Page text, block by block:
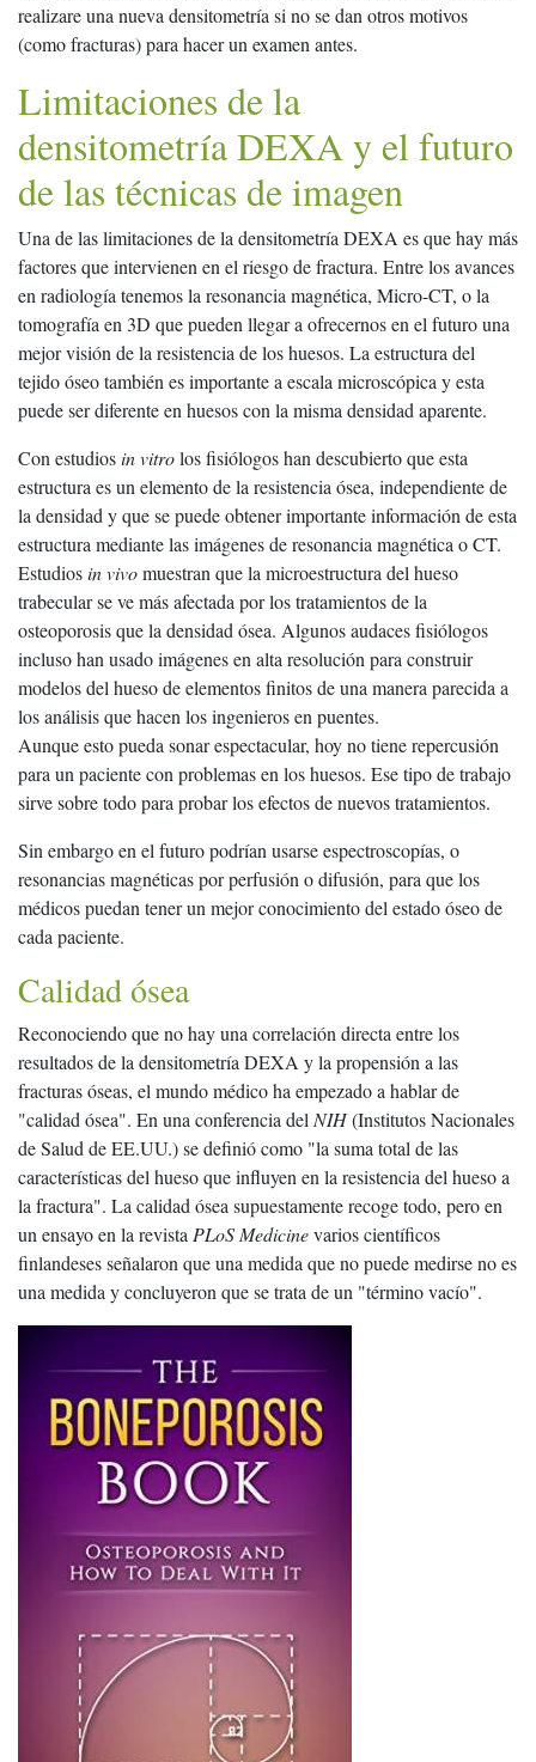
realizare una nueva densitometría si no se dan otros motivos
(como fracturas) para hacer un examen antes.
Limitaciones de la
densitometría DEXA y el futuro
de las técnicas de imagen
Una de las limitaciones de la densitometría DEXA es que hay más
factores que intervienen en el riesgo de fractura. Entre los avances
en radiología tenemos la resonancia magnética, Micro-CT, o la
tomografía en 3D que pueden llegar a ofrecernos en el futuro una
mejor visión de la resistencia de los huesos. La estructura del
tejido óseo también es importante a escala microscópica y esta
puede ser diferente en huesos con la misma densidad aparente.
Con estudiosin vitrolos fisiólogos han descubierto que esta
estructura es un elemento de la resistencia ósea, independiente de
la densidad y que se puede obtener importante información de esta
estructura mediante las imágenes de resonancia magnética o CT.
Estudiosin vivomuestran que la microestructura del hueso
trabecular se ve más afectada por los tratamientos de la
osteoporosis que la densidad ósea. Algunos audaces fisiólogos
incluso han usado imágenes en alta resolución para construir
modelos del hueso de elementos finitos de una manera parecida a
los análisis que hacen los ingenieros en puentes.
Aunque esto pueda sonar espectacular, hoy no tiene repercusión
para un paciente con problemas en los huesos. Ese tipo de trabajo
sirve sobre todo para probar los efectos de nuevos tratamientos.
Sin embargo en el futuro podrían usarse espectroscopías, o
resonancias magnéticas por perfusión o difusión, para que los
médicos puedan tener un mejor conocimiento del estado óseo de
cada paciente.
Calidad ósea
Reconociendo que no hay una correlación directa entre los
resultados de la densitometría DEXA y la propensión a las
fracturas óseas, el mundo médico ha empezado a hablar de
"calidad ósea". En una conferencia del NIH(Institutos Nacionales
de Salud de EE.UU.) se definió como "la suma total de las
características del hueso que influyen en la resistencia del hueso a
la fractura". La calidad ósea supuestamente recoge todo, pero en
un ensayo en la revista PLoS Medicinevarios científicos
finlandeses señalaron que una medida que no puede medirse no es
una medida y concluyeron que se trata de un "término vacío".